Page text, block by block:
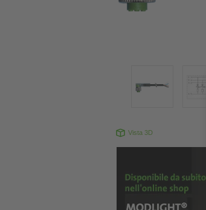
Vista 3D